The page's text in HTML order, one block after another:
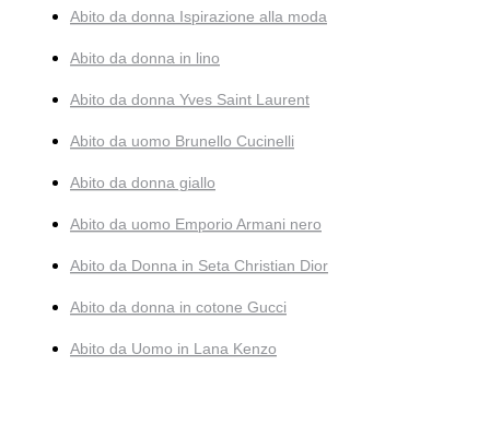
Abito da donna Ispirazione alla moda
Abito da donna in lino
Abito da donna Yves Saint Laurent
Abito da uomo Brunello Cucinelli
Abito da donna giallo
Abito da uomo Emporio Armani nero
Abito da Donna in Seta Christian Dior
Abito da donna in cotone Gucci
Abito da Uomo in Lana Kenzo